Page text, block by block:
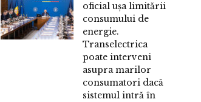
oficial ușa limitării
consumului de
energie.
Transelectrica
poate interveni
asupra marilor
consumatori dacă
sistemul intră în